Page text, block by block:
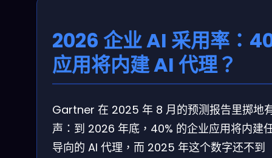
2026 企业 AI 采用率：
应用将内建 AI 代理？
Gartner 在 2025 年 8 月的预测报告里掷地
声：到 2026 年底，40% 的企业应用将内建
导向的 AI 代理，而 2025 年这个数字还不到